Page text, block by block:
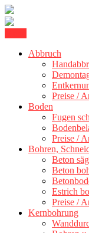
content
+ 300 kmAbbruch
Preise /
Boden
Fugen
Preise /
Bohren,
Beton
Beton
Estrich
Preise /
Kernbohrung